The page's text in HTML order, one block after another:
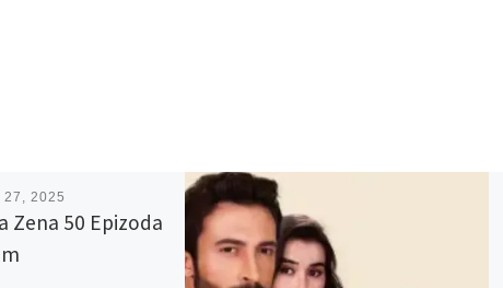
27, 2025
Zena 50 Epizoda